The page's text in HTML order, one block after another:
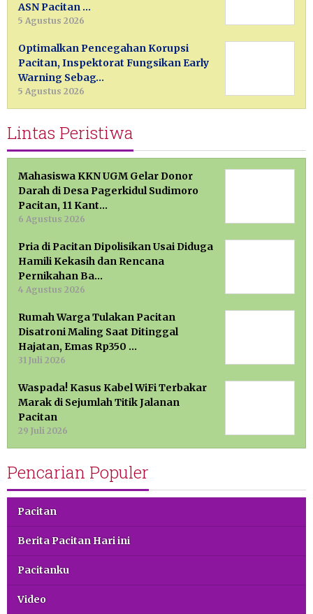
ASN Pacitan …
5 Agustus 2026
Optimalkan Pencegahan Korupsi
Pacitan, Inspektorat Fungsikan Early
Warning Sebag…
5 Agustus 2026
Lintas Peristiwa
Mahasiswa KKN UGM Gelar Donor
Darah di Desa Pagerkidul Sudimoro
Pacitan, 11 Kant…
6 Agustus 2026
Pria di Pacitan Dipolisikan Usai Diduga
Hamili Kekasih dan Rencana
Pernikahan Ba…
4 Agustus 2026
Rumah Warga Tulakan Pacitan
Disatroni Maling Saat Ditinggal
Hajatan, Emas Rp350 …
31 Juli 2026
Waspada! Kasus Kabel WiFi Terbakar
Marak di Sejumlah Titik Jalanan
Pacitan
29 Juli 2026
Pencarian Populer
Pacitan
Berita Pacitan Hari ini
Pacitanku
Video